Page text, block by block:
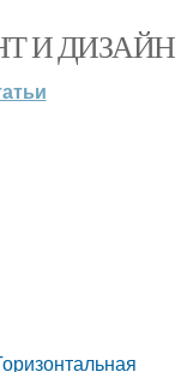
И ДИЗАЙН